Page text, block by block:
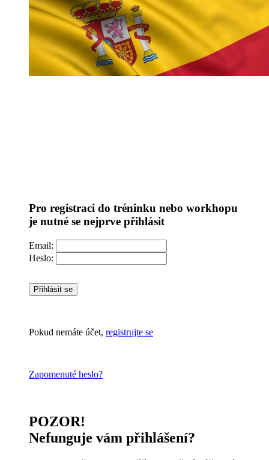
Pro registraci do tréninku nebo workhopu
je nutné se nejprve přihlásit
Email:
Heslo:
Přihlásit se
Pokud nemáte účet, registrujte se
Zapomenuté heslo?
POZOR!
Nefunguje vám přihlášení?